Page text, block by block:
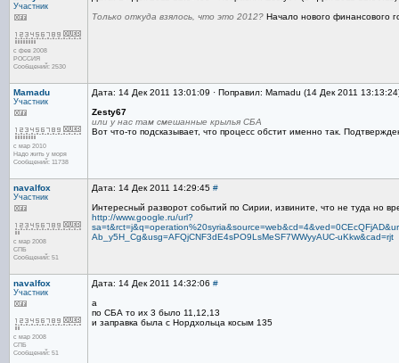
Участник
с фев 2008
РОССИЯ
Сообщений: 2530
Только откуда взялось, что это 2012? Начало нового финансового
Mamadu
Участник
с мар 2010
Надо жить у моря
Сообщений: 11738
Дата: 14 Дек 2011 13:01:09 · Поправил: Mamadu (14 Дек 2011
Zesty67
или у нас там смешанные крылья СБА
Вот что-то подсказывает, что процесс обстит именно так.
navalfox
Участник
с мар 2008
СПБ
Сообщений: 51
Дата: 14 Дек 2011 14:29:45 #
Интересный разворот событий по Сирии, извините, что не туда но
http://www.google.ru/url?
Ab_y5H_Cg&usg=AFQjCNF3dE4sPO9LsMeSF7WWyyAUC-uKkw&cad=rjt
navalfox
Участник
с мар 2008
СПБ
Сообщений: 51
Дата: 14 Дек 2011 14:32:06 #
а
по СБА то их 3 было 11,12,13
и заправка была с Нордхольца косым 135